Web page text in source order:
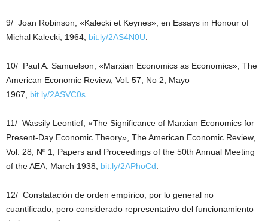
9/ Joan Robinson, «Kalecki et Keynes», en Essays in Honour of
Michal Kalecki, 1964, bit.ly/2AS4N0U
10/ Paul A. Samuelson, «Marxian Economics as Economics», The
American Economic Review, Vol. 57, No 2, Mayo
1967, bit.ly/2ASVC0s
11/ Wassily Leontief, «The Significance of Marxian Economics for
Present-Day Economic Theory», The American Economic Review,
Vol. 28, Nº 1, Papers and Proceedings of the 50th Annual Meeting
of the AEA, March 1938, bit.ly/2APhoCd
12/ Constatación de orden empírico, por lo general no
cuantificado, pero considerado representativo del funcionamiento